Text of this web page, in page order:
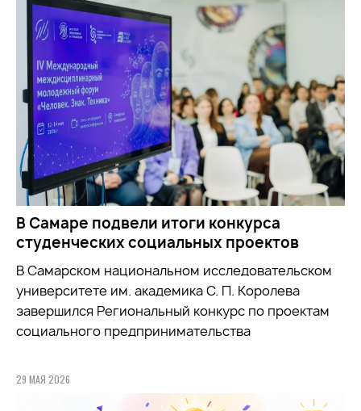
В Самаре подвели итоги конкурса
студенческих социальных проектов
В Самарском национальном исследовательском
университете им. академика С. П. Королева
завершился Региональный конкурс по проектам
социального предпринимательства
29 МАЯ 2026